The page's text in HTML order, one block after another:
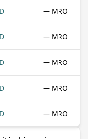
— MRO
— MRO
— MRO
— MRO
— MRO